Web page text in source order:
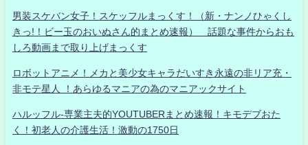
男装スケバン女子！スケッフルまっくす！（新・ナンノひゃくし
きっ!！ビー玉のおいぬさん的まとめ速報） 話題な事件からおも
しろ動画まで取り上げまっくす
ロボットアニメ！メカと美少女キャラだいすき永遠の非リア充・
非モテ星人 ！あらゆるマニアの為のマニアックサイト
ハルッフル-専業主夫的YOUTUBERまとめ速報！キモデブおた
く！初老人の介護生活！激動の1750日